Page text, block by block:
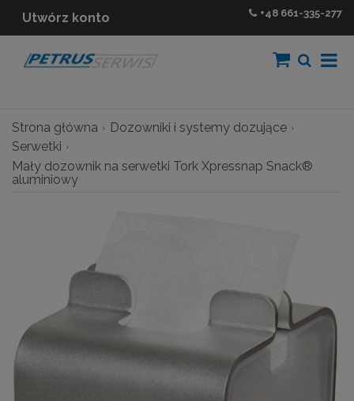
Utwórz konto +48 661-335-277
Strona główna
Dozowniki i systemy dozujące
Serwetki
Mały dozownik na serwetki Tork Xpressnap Snack®
aluminiowy